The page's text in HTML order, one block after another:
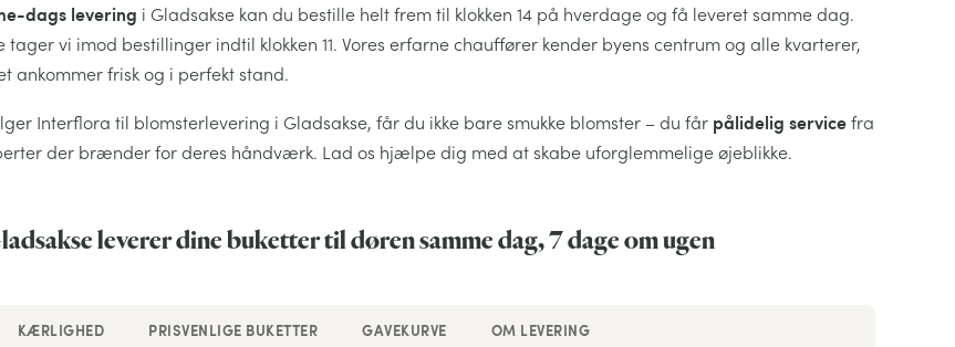
dags levering i Gladsakse kan du bestille helt frem til klokken 14 på hverdage og få leveret samme dag.
tager vi imod bestillinger indtil klokken 11. Vores erfarne chauffører kender byens centrum og alle kvarterer,
ankommer frisk og i perfekt stand.
Interflora til blomsterlevering i Gladsakse, får du ikke bare smukke blomster – du får pålidelig service fra
der brænder for deres håndværk. Lad os hjælpe dig med at skabe uforglemmelige øjeblikke.
leverer dine buketter til døren samme dag, 7 dage om ugen
KÆRLIGHED PRISVENLIGE BUKETTER GAVEKURVE OM LEVERING